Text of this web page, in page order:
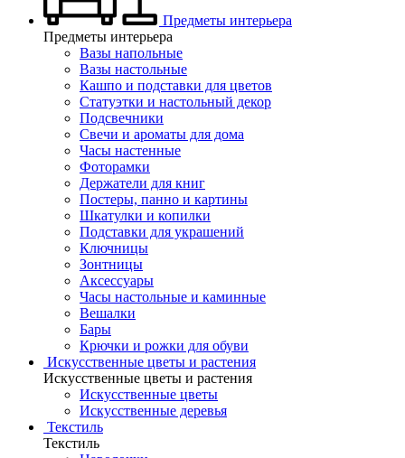
Предметы интерьера
Предметы интерьера
Вазы напольные
Вазы настольные
Кашпо и подставки для цветов
Статуэтки и настольный декор
Подсвечники
Свечи и ароматы для дома
Часы настенные
Фоторамки
Держатели для книг
Постеры, панно и картины
Шкатулки и копилки
Подставки для украшений
Ключницы
Зонтницы
Аксессуары
Часы настольные и каминные
Вешалки
Бары
Крючки и рожки для обуви
Искусственные цветы и растения
Искусственные цветы и растения
Искусственные цветы
Искусcтвенные деревья
Текстиль
Текстиль